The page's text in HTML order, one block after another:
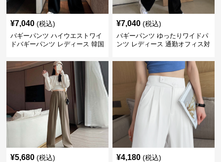
¥7,040 (税込)
バギーパンツ ハイウエストワイ
ドバギーパンツ レディース 韓国
¥7,040 (税込)
バギーパンツ ゆったりワイドパ
ンツ レディース 通勤オフィス対
¥5,680 (税込) ¥4,180 (税込)